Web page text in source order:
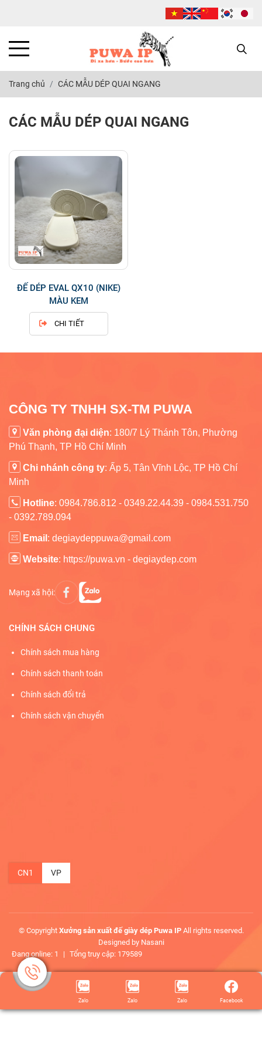
Trang chủ CÁC MẪU DÉP QUAI NGANG
CÁC MẪU DÉP QUAI NGANG
ĐẾ DÉP EVAL QX10 (NIKE)
MÀU KEM
CHI TIẾT
CÔNG TY TNHH SX-TM PUWA
Văn phòng đại diện: 180/7 Lý Thánh Tôn, Phường
Phú Thạnh, TP Hồ Chí Minh
Chi nhánh công ty: Ấp 5, Tân Vĩnh Lộc, TP Hồ Chí
Minh
Hotline: 0984.786.812 - 0349.22.44.39 - 0984.531.750
- 0392.789.094
Email : degiaydeppuwa@gmail.com
Website: https://puwa.vn - degiaydep.com
Mạng xã hội:
CHÍNH SÁCH CHUNG
Chính sách mua hàng
Chính sách thanh toán
Chính sách đổi trả
Chính sách vận chuyển
CN1 VP
© Copyright Xưởng sản xuất đế giày dép Puwa IP All rights reserved.
Designed by Nasani
Đang online: 1
| Tổng truy cập: 179589
Zalo Zalo Zalo Facebook